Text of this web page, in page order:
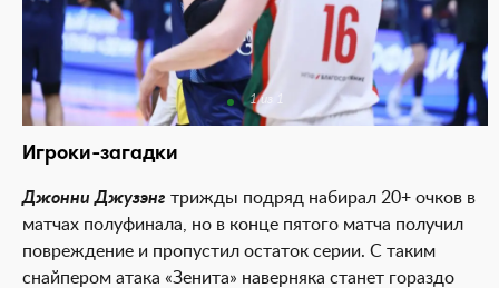
1 из 1
Игроки-загадки
Джонни Джузэнг трижды подряд набирал 20+ очков в
матчах полуфинала, но в конце пятого матча получил
повреждение и пропустил остаток серии. С таким
снайпером атака «Зенита» наверняка станет гораздо